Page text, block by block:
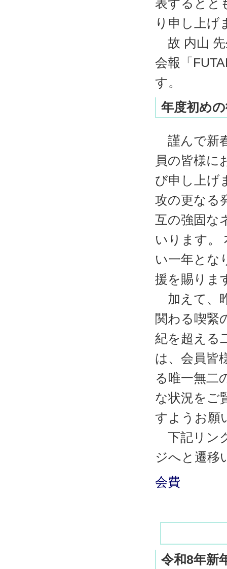
表するとと
り申し上
故 内山 先
会報「
す。
年度初め
謹んで新
員の皆様に
び申し上げ
攻の更なる
互の強固な
いります。
い一年とな
援を賜りま
加えて、
関わる喫緊
紀を超える
は、会員皆
る唯一無二
な状況をご
すようお願
下記リン
ジへと遷移
会費
令和8年新